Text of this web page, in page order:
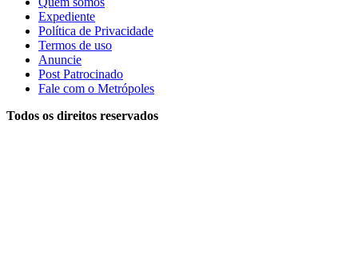
Expediente
Política de Privacidade
Termos de uso
Anuncie
Post Patrocinado
Fale com o Metrópoles
Todos os direitos reservados